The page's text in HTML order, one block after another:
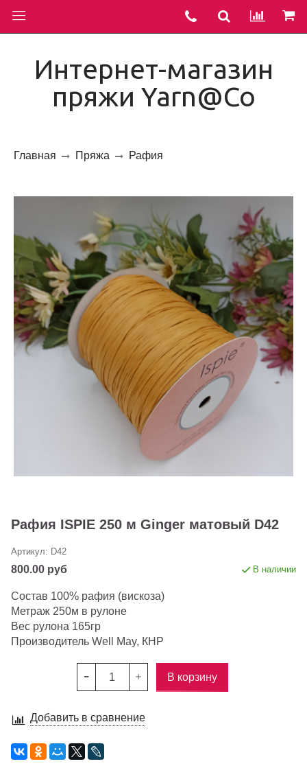
Интернет-магазин
пряжи Yarn@Co
Главная Пряжа Рафия
Рафия ISPIE 250 м Ginger матовый D42
Артикул: D42
800.00 руб В наличии
Состав 100% рафия (вискоза)
Метраж 250м в рулоне
Вес рулона 165гр
Производитель Well May, КНР
В корзину
Добавить в сравнение